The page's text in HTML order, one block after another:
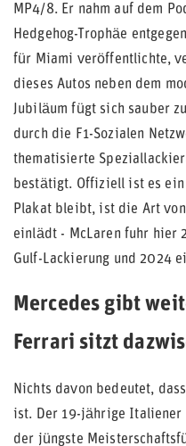
MP4/8. Er nahm auf dem
Hedgehog-Trophäe
für Miami veröffentlichte,
dieses Autos neben dem
Jubiläum fügt sich sauber
durch die F1-Sozialen
thematisierte
bestätigt. Offiziell ist es ein
Plakat bleibt, ist die Art von
einlädt - McLaren fuhr hier
Gulf-Lackierung und 2024
Mercedes gibt
Ferrari sitzt
Nichts davon bedeutet,
ist. Der 19-jährige Italiener
der jüngste